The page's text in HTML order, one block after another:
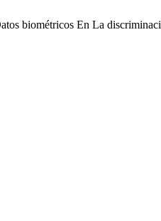
biométricos En La